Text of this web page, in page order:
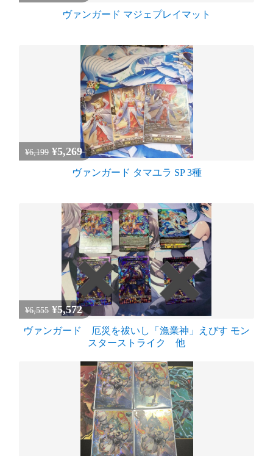
ヴァンガード マジェプレイマット
¥6,199 ¥5,269
ヴァンガード タマユラ SP 3種
¥6,555 ¥5,572
ヴァンガード 厄災を祓いし「漁業神」えびす モン
スターストライク 他